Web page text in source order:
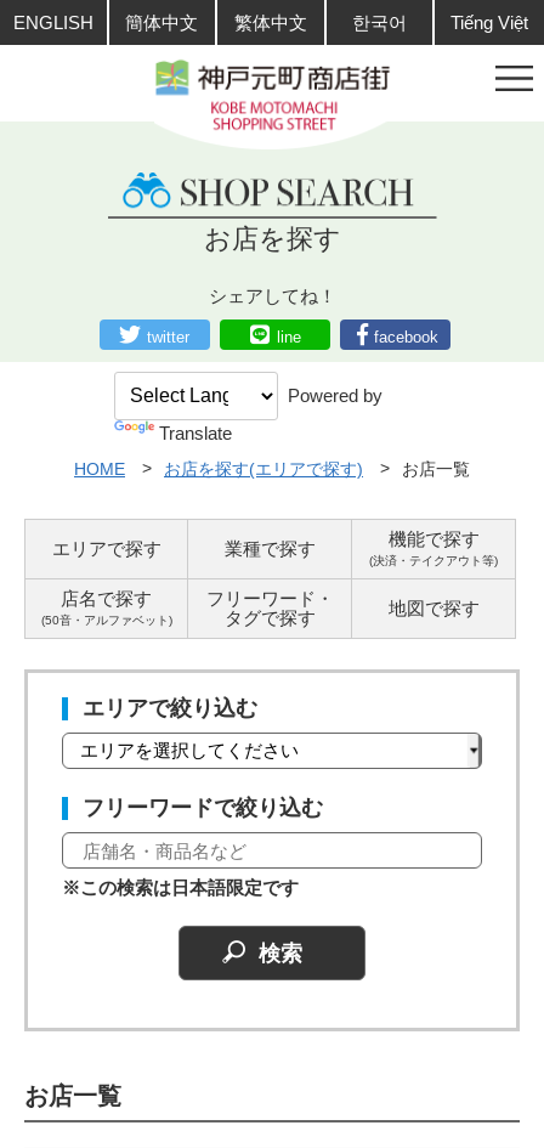
ENGLISH 簡体中文 繁体中文 한국어 Tiếng Việt
お店を探す
シェアしてね！
twitter line facebook
Powered by
Translate
HOME お店を探す(エリアで探す) お店一覧
エリアで探す 業種で探す 機能で探す
(決済・テイクアウト等)
店名で探す
(50音・アルファベット)
フリーワード・
タグで探す 地図で探す
エリアで絞り込む
フリーワードで絞り込む
※この検索は日本語限定です
お店一覧